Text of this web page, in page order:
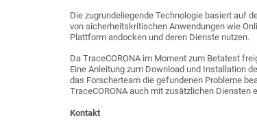
Die zugrundeliegende Technologie basiert auf
von sicherheitskritischen Anwendungen wie
Plattform andocken und deren Dienste nutzen.
Da TraceCORONA im Moment zum Betatest
Eine Anleitung zum Download und Installation
das Forscherteam die gefundenen Probleme
TraceCORONA auch mit zusätzlichen Diensten
Kontakt